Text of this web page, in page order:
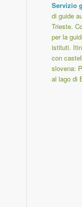
Servizio
di guide
Trieste.
per la
istituti.
con
slovena:
al lago di